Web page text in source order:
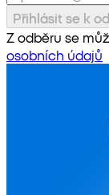
Přihlásit se k
Z odběru se
osobních údajů